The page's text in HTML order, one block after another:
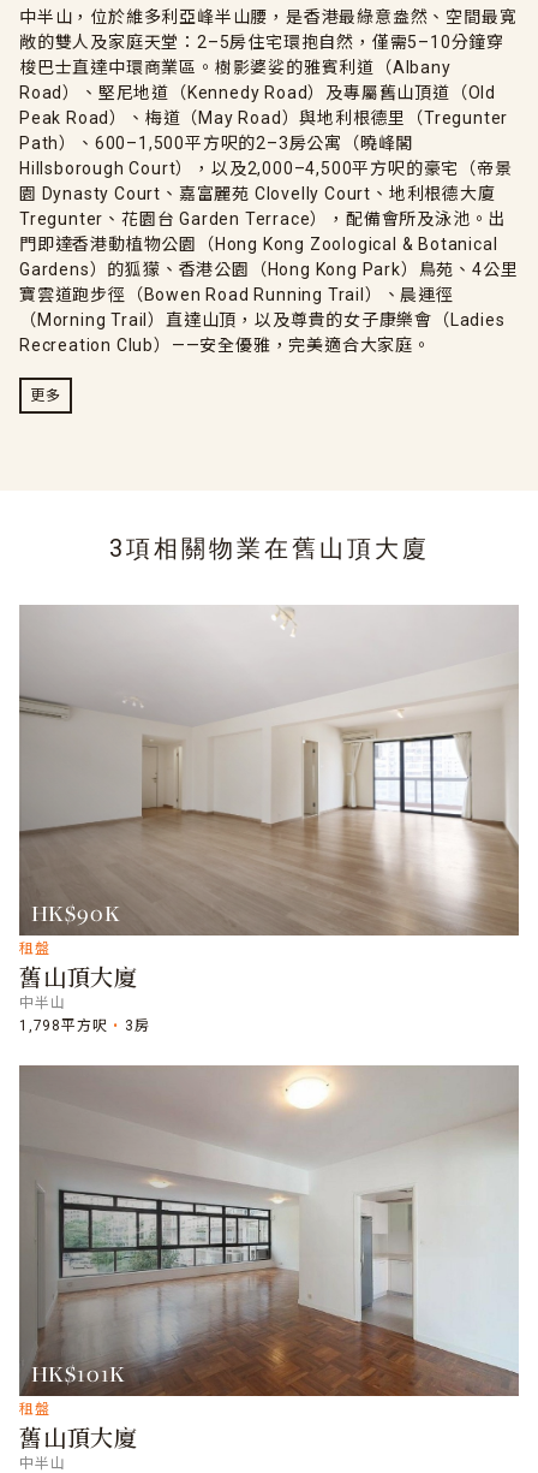
中半山，位於維多利亞峰半山腰，是香港最綠意盎然、空間最寬
敞的雙人及家庭天堂：2–5房住宅環抱自然，僅需5–10分鐘穿
梭巴士直達中環商業區。樹影婆娑的雅賓利道（Albany
Road）、堅尼地道（Kennedy Road）及專屬舊山頂道（Old
Peak Road）、梅道（May Road）與地利根德里（Tregunter
Path）、600–1,500平方呎的2–3房公寓（曉峰閣
Hillsborough Court），以及2,000–4,500平方呎的豪宅（帝景
園 Dynasty Court、嘉富麗苑 Clovelly Court、地利根德大廈
Tregunter、花園台 Garden Terrace），配備會所及泳池。出
門即達香港動植物公園（Hong Kong Zoological & Botanical
Gardens）的狐獴、香港公園（Hong Kong Park）鳥苑、4公里
寶雲道跑步徑（Bowen Road Running Trail）、晨運徑
（Morning Trail）直達山頂，以及尊貴的女子康樂會（Ladies
Recreation Club）——安全優雅，完美適合大家庭。
更多
3項相關物業在舊山頂大廈
HK$90K
租盤
舊山頂大廈
中半山
1,798平方呎
3房
HK$101K
租盤
舊山頂大廈
中半山